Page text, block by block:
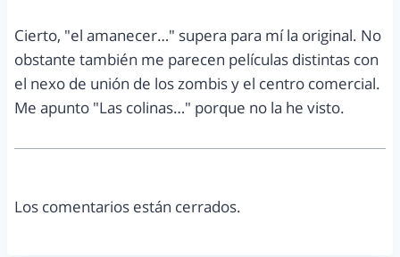
Cierto, "el amanecer…" supera para mí la original. No
obstante también me parecen películas distintas con
el nexo de unión de los zombis y el centro comercial.
Me apunto "Las colinas…" porque no la he visto.
Los comentarios están cerrados.